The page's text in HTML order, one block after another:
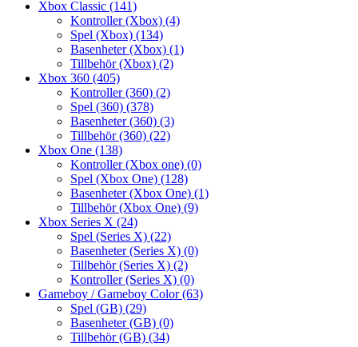
Xbox Classic (141)
Kontroller (Xbox) (4)
Spel (Xbox) (134)
Basenheter (Xbox) (1)
Tillbehör (Xbox) (2)
Xbox 360 (405)
Kontroller (360) (2)
Spel (360) (378)
Basenheter (360) (3)
Tillbehör (360) (22)
Xbox One (138)
Kontroller (Xbox one) (0)
Spel (Xbox One) (128)
Basenheter (Xbox One) (1)
Tillbehör (Xbox One) (9)
Xbox Series X (24)
Spel (Series X) (22)
Basenheter (Series X) (0)
Tillbehör (Series X) (2)
Kontroller (Series X) (0)
Gameboy / Gameboy Color(63)
Spel (GB) (29)
Basenheter (GB) (0)
Tillbehör (GB) (34)